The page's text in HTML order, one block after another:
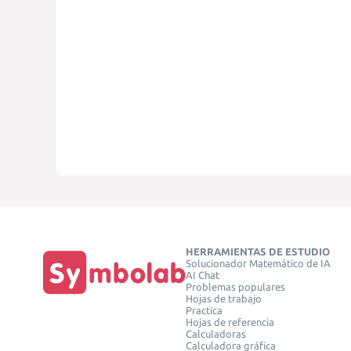
HERRAMIENTAS DE ESTUDIO
Solucionador Matemático de IA
AI Chat
Problemas populares
Hojas de trabajo
Practica
Hojas de referencia
Calculadoras
Calculadora gráfica